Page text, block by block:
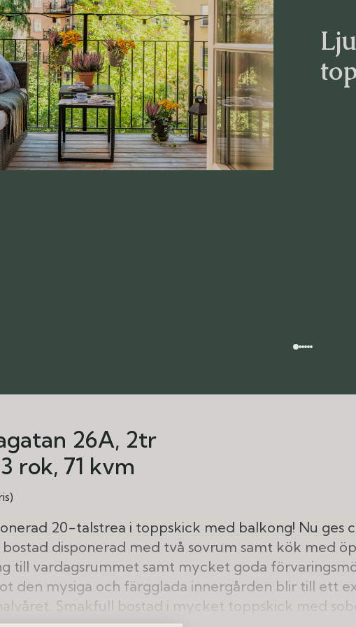
26A, 2tr
3 rok 71 kvm
20-talstrea i toppskick med balkong! Nu ges
disponerad med två sovrum samt kök med
till vardagsrummet samt mycket goda
den mysiga och färgglada innergården blir till ett
Smakfull bostad i mycket toppskick med